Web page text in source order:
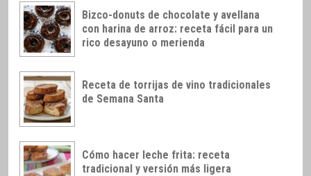
Bizco-donuts de chocolate y avellana
con harina de arroz: receta fácil para un
rico desayuno o merienda
Receta de torrijas de vino tradicionales
de Semana Santa
Cómo hacer leche frita: receta
tradicional y versión más ligera